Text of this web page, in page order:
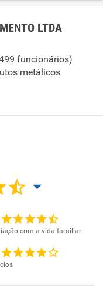
LTDA
funcionários)
metálicos
com a vida familiar